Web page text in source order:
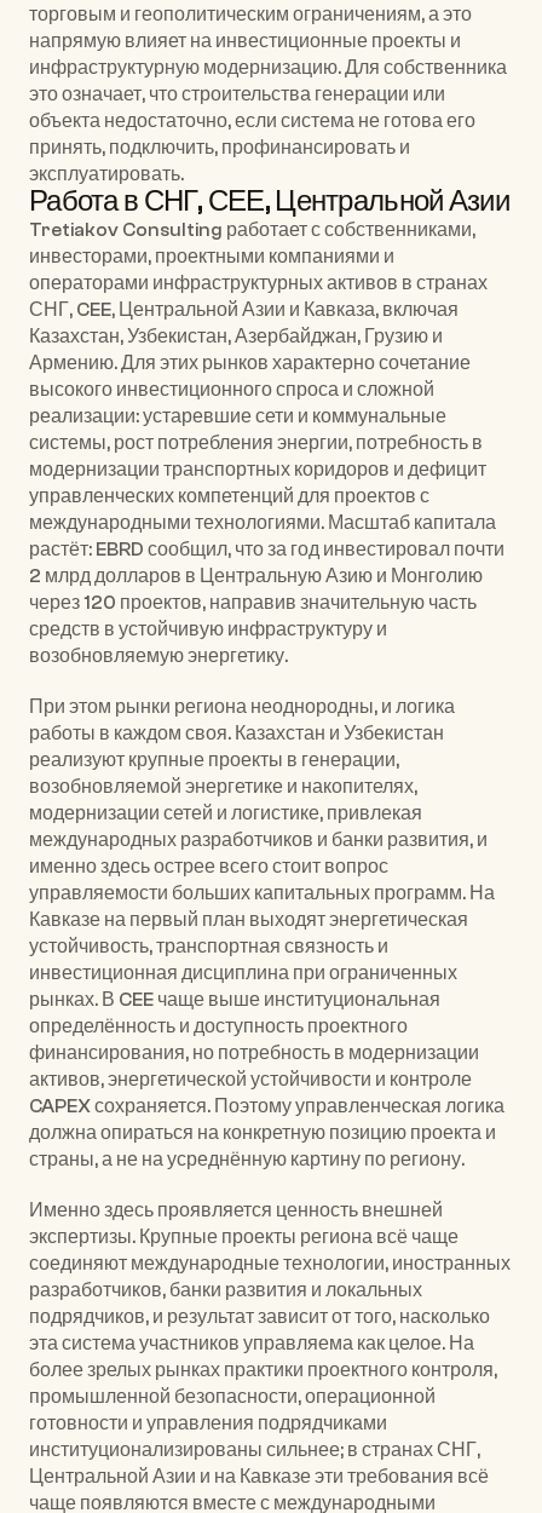
торговым и геополитическим ограничениям, а это
напрямую влияет на инвестиционные проекты и
инфраструктурную модернизацию. Для собственника
это означает, что строительства генерации или
объекта недостаточно, если система не готова его
принять, подключить, профинансировать и
эксплуатировать.
Работа в СНГ, СЕЕ, Центральной Азии
Tretiakov Consulting работает с собственниками,
инвесторами, проектными компаниями и
операторами инфраструктурных активов в странах
Казахстан, Узбекистан, Азербайджан, Грузию
Армению. Для этих рынков характерно сочетание
высокого инвестиционного спроса и сложной
реализации: устаревшие сети и коммунальные
системы, рост потребления энергии, потребность в
модернизации транспортных коридоров и дефицит
управленческих компетенций для проектов с
международными технологиями. Масштаб капитала
растёт: EBRD сообщил, что за год инвестировал почти
2 млрд долларов в Центральную Азию и Монголию
через 120 проектов, направив значительную часть
средств в устойчивую инфраструктуру и
возобновляемую энергетику.
При этом рынки региона неоднородны, и логика
работы в каждом своя. Казахстан и Узбекистан
реализуют крупные проекты в генерации,
возобновляемой энергетике и накопителях,
модернизации сетей и логистике, привлекая
международных разработчиков и банки развития, и
именно здесь острее всего стоит вопрос
управляемости больших капитальных программ. На
Кавказе на первый план выходят энергетическая
устойчивость, транспортная связность и
инвестиционная дисциплина при ограниченных
рынках. В CEE чаще выше институциональная
определённость и доступность проектного
финансирования, но потребность в модернизации
активов, энергетической устойчивости и контроле
CAPEX сохраняется. Поэтому управленческая логика
должна опираться на конкретную позицию проекта и
страны, а не на усреднённую картину по региону.
Именно здесь проявляется ценность внешней
экспертизы. Крупные проекты региона всё чаще
соединяют международные технологии, иностранных
разработчиков, банки развития и локальных
подрядчиков, и результат зависит от того, насколько
эта система участников управляема как целое. На
более зрелых рынках практики проектного контроля,
промышленной безопасности, операционной
готовности и управления подрядчиками
институционализированы сильнее; в странах СНГ,
Центральной Азии и на Кавказе эти требования всё
чаще появляются вместе с международными